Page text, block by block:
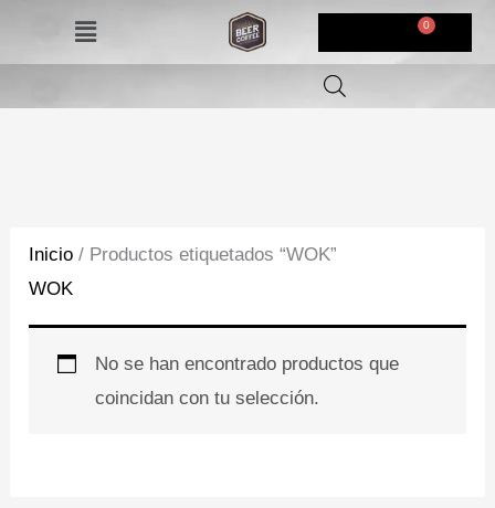
Menú
Inicio / Productos etiquetados “WOK”
WOK
No se han encontrado productos que
coincidan con tu selección.